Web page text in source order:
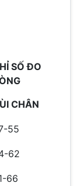
SỐ ĐO
CHÂN
55
62
66